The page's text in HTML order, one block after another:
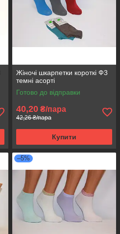
Жіночі шкарпетки короткі Ф3
темні асорті
Готово до відправки
40,20 ₴/пара
42,26 ₴/пара
Купити
–5%